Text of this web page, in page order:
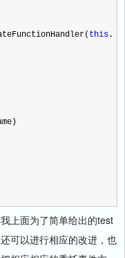
this.
上面为了简单给出的test
可以进行相应的改进，也